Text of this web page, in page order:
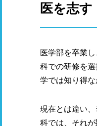
医を志す
医学部を卒業
科での研修を
学では知り得
現在とは違い
科では、それ